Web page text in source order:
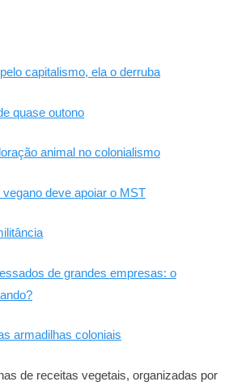
capitalismo, ela o derruba
quase outono
animal no colonialismo
deve apoiar o MST
de grandes empresas: o
armadilhas coloniais
de receitas vegetais, organizadas por